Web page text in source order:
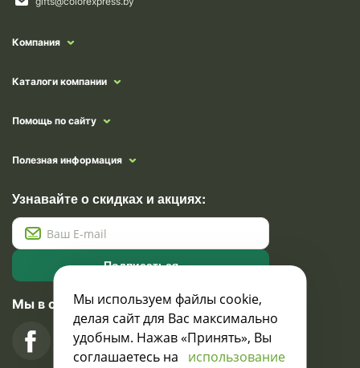
Компания
Каталоги компании
Помощь по сайту
Полезная информация
Узнавайте о скидках и акциях:
Подписаться
Мы в социальных сетях
Мы используем файлы cookie,
делая сайт для Вас максимально
удобным. Нажав «Принять», Вы
соглашаетесь на использование